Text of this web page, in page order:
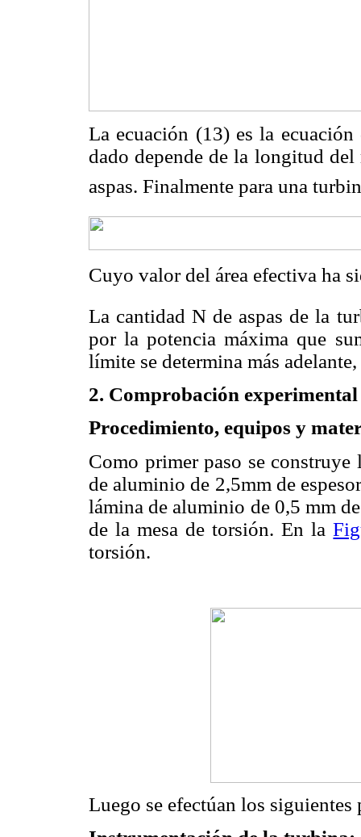
La ecuación (13) es la
dado depende de la longitud
aspas. Finalmente para una
Cuyo valor del área efectiva ha
La cantidad N de aspas de la
por la potencia máxima que
límite se determina más
2. Comprobación
Procedimiento, equipos y
Como primer paso se
de aluminio de 2,5mm de
lámina de aluminio de 0,5 mm
de la mesa de torsión. En la
torsión.
Luego se efectúan los siguientes